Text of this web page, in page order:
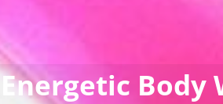
Energetic Body